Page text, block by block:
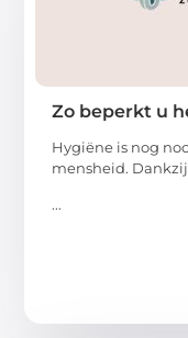
Zo beperkt u
Hygiëne is nog
mensheid.
...